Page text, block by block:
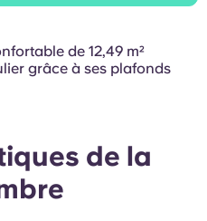
de 12,49 m²
grâce à ses plafonds
de la